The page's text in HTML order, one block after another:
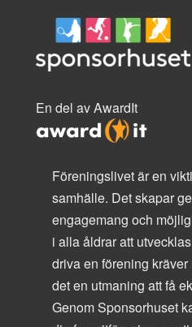
En del av AwardIt
Föreningslivet är en
samhälle. Det skapar
engagemang och
i alla åldrar att
driva en förening
det en utmaning att få
Genom Sponsorhuset